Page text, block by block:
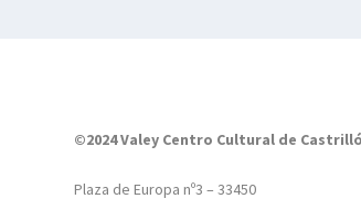
©2024 Valey Centro Cultural de
Plaza de Europa nº3 – 33450